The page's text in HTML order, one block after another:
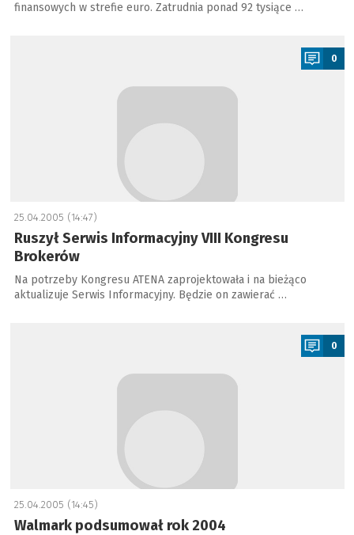
finansowych w strefie euro. Zatrudnia ponad 92 tysiące …
0
25.04.2005 (14:47)
Ruszył Serwis Informacyjny VIII Kongresu
Brokerów
Na potrzeby Kongresu ATENA zaprojektowała i na bieżąco
aktualizuje Serwis Informacyjny. Będzie on zawierać …
0
25.04.2005 (14:45)
Walmark podsumował rok 2004